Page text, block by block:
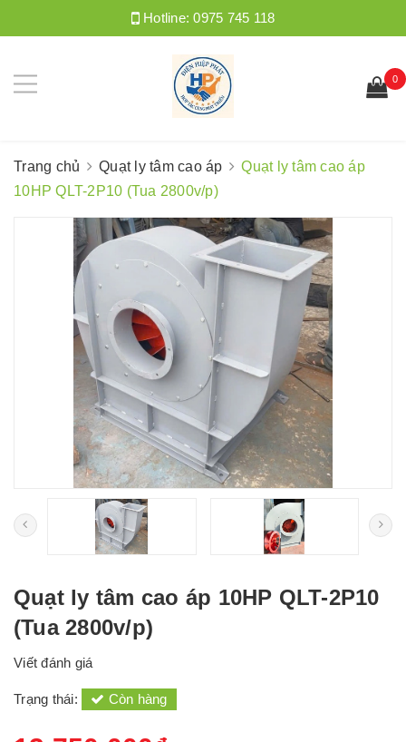
Hotline:0975 745 118
0
Trang chủ Quạt ly tâm cao áp
Quạt ly tâm cao áp
10HP QLT-2P10 (Tua 2800v/p)
Quạt ly tâm cao áp 10HP QLT-2P10
(Tua 2800v/p)
Viết đánh giá
Trạng thái: Còn hàng